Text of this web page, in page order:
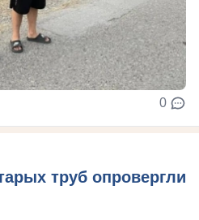
0
труб опровергли